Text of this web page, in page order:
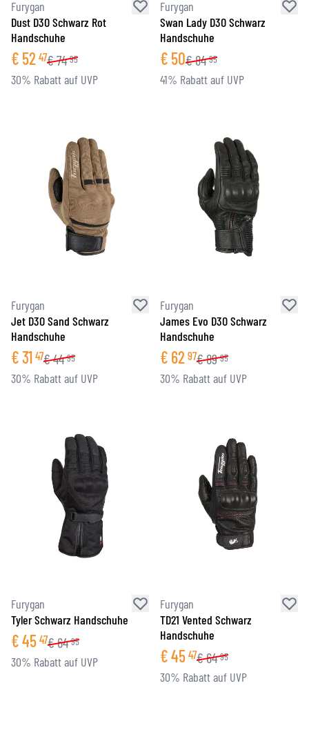
Furygan
Dust D3O Schwarz Rot
Handschuhe
€ 52 47€74 95
30% Rabatt auf UVP
Furygan
Swan Lady D3O Schwarz
Handschuhe
€ 50€84 95
41% Rabatt auf UVP
Furygan
Jet D3O Sand Schwarz
Handschuhe
€31 47€44 95
30% Rabatt auf UVP
Furygan
James Evo D3O Schwarz
Handschuhe
€ 62 97€89 95
30% Rabatt auf UVP
Furygan
Tyler Schwarz Handschuhe
€45 47€64 95
30% Rabatt auf UVP
Furygan
TD21 Vented Schwarz
Handschuhe
€45 47€64 95
30% Rabatt auf UVP